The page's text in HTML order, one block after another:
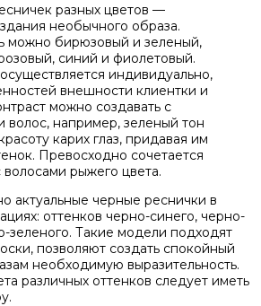
разных цветов —
необычного образа.
можно бирюзовый и зеленый,
синий и фиолетовый.
индивидуально,
внешности клиентки и
можно создавать с
волос, например, зеленый тон
карих глаз, придавая им
Превосходно сочетается
рыжего цвета.
актуальные черные реснички в
оттенков черно-синего, черно-
зеленого. Такие модели подходят
позволяют создать спокойный
необходимую выразительность.
различных оттенков следует иметь